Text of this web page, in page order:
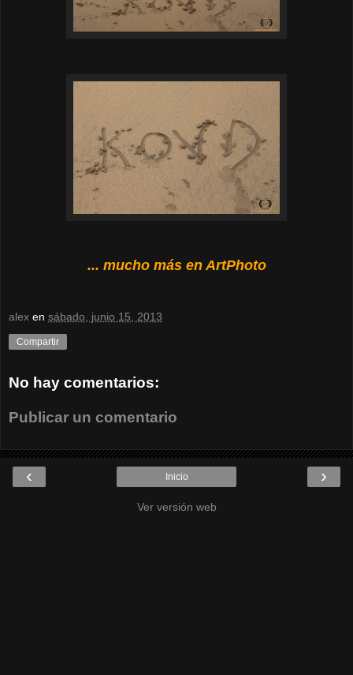
... mucho más en ArtPhoto
alex en sábado, junio 15, 2013
Compartir
No hay comentarios:
Publicar un comentario
‹ ›
Inicio
Ver versión web